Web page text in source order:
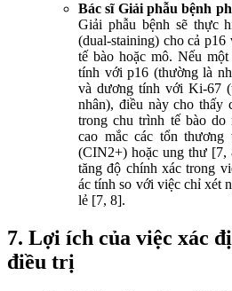
Bác sĩ Giải phẫu bệnh
Giải phẫu bệnh sẽ thực
(dual-staining) cho cả
tế bào hoặc mô. Nếu
tính với p16 (thường là
và dương tính với Ki-67
nhân), điều này cho thấy
trong chu trình tế bào
cao mắc các tổn
(CIN2+) hoặc ung thư
tăng độ chính xác trong
ác tính so với việc chỉ xét
lẻ [7, 8].
7. Lợi ích của việc xác
điều trị